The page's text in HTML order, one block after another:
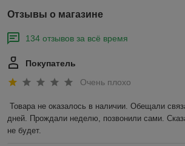
Отзывы о магазине
134 отзывов за всё время
Покупатель
Очень плохо
Товара не оказалось в наличии. Обещали
дней. Прождали неделю, позвонили сами.
не будет.